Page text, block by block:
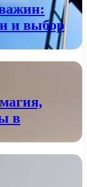
и выбор
в